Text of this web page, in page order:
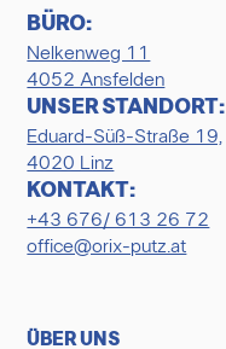
BÜRO:
Nelkenweg 11
4052 Ansfelden
UNSER STANDORT:
Eduard-Süß-Straße 19,
4020 Linz
KONTAKT:
+43 676/ 613 26 72
office@orix-putz.at
ÜBER UNS